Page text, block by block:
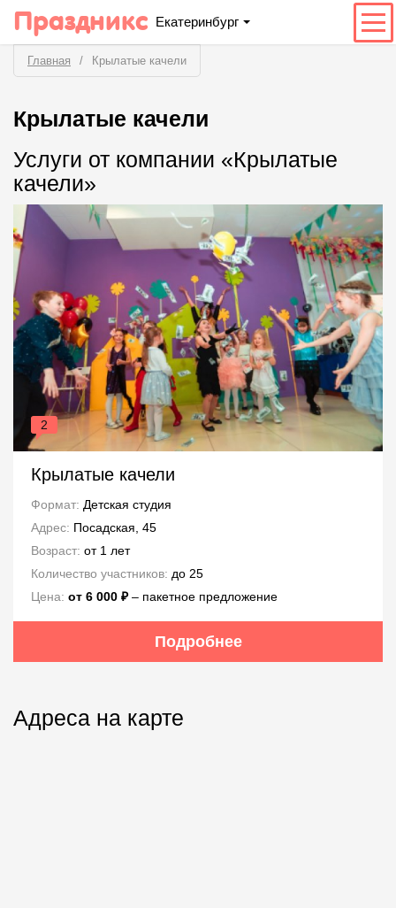
Праздникс Екатеринбург
Главная Крылатые качели
Крылатые качели
Услуги от компании «Крылатые
качели»
2
Крылатые качели
Формат: Детская студия
Адрес: Посадская, 45
Возраст: от 1 лет
Количество участников: до 25
Цена: от 6 000 ₽– пакетное предложение
Подробнее
Адреса на карте